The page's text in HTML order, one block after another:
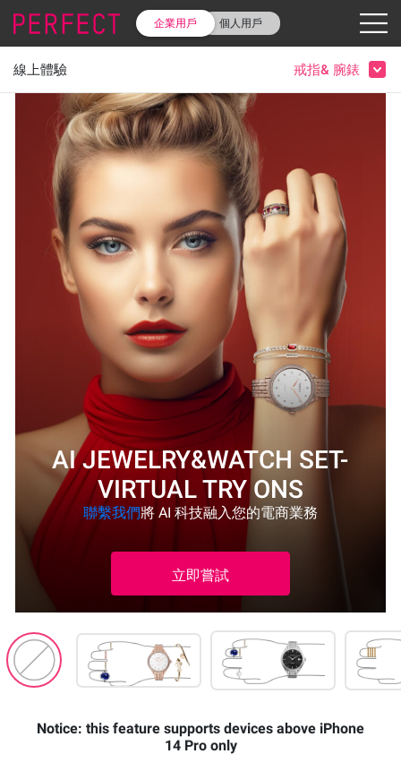
企業用戶 個人用戶
線上體驗 戒指& 腕錶
AI JEWELRY&WATCH SET-
VIRTUAL TRY ONS
聯繫我們將 AI 科技融入您的電商業務
立即嘗試
Notice: this feature supports devices above iPhone
14 Pro only